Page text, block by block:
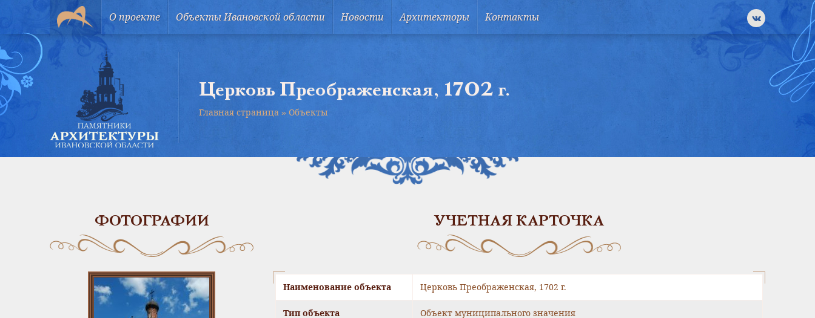
О проекте Объекты Ивановской области Новости Архитекторы Контакты
Церковь Преображенская, 1702 г.
Главная страница » Объекты
ФОТОГРАФИИ УЧЕТНАЯ КАРТОЧКА
Наименование объекта Церковь Преображенская, 1702 г.
Тип объекта Объект муниципального значения